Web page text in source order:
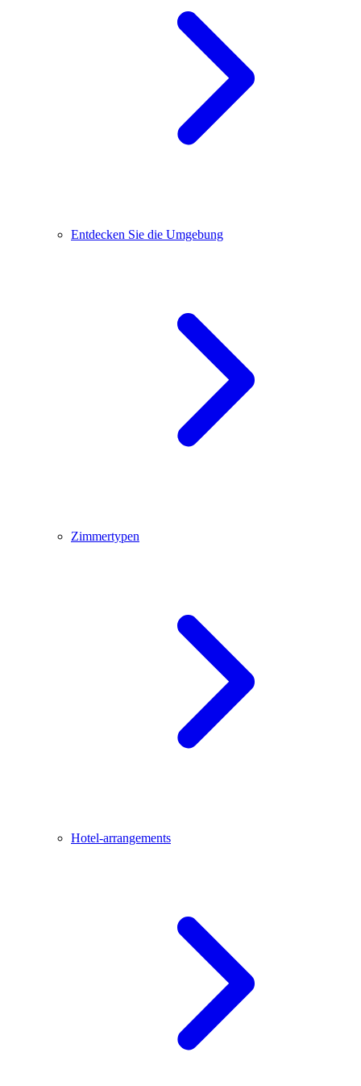
Entdecken Sie die Umgebung
Zimmertypen
Hotel-arrangements